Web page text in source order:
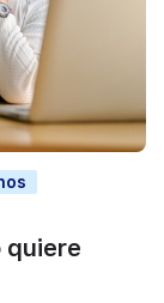
quiere